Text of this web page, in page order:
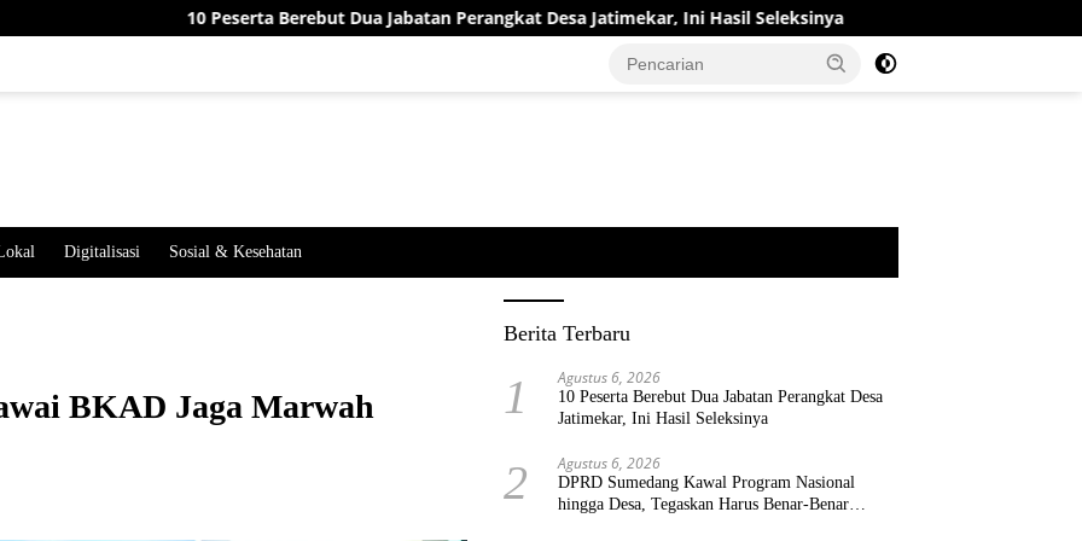
10 Peserta Berebut Dua Jabatan Perangkat Desa Jatimekar, Ini Hasil Seleksinya DPRD Sumedang Kawal
Digitalisasi Sosial & Kesehatan
BKAD Jaga Marwah
Berita Terbaru
1 Agustus 6, 2026
10 Peserta Berebut Dua Jabatan Perangkat Desa
Jatimekar, Ini Hasil Seleksinya
2 Agustus 6, 2026
DPRD Sumedang Kawal Program Nasional
hingga Desa, Tegaskan Harus Benar-Benar